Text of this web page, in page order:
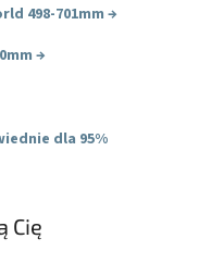
498-701mm→
→
dla 95%
Cię